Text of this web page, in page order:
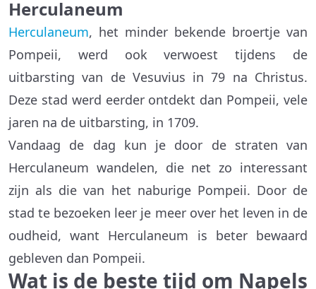
Herculaneum
Herculaneum, het minder bekende broertje van
Pompeii, werd ook verwoest tijdens de
uitbarsting van de Vesuvius in 79 na Christus.
Deze stad werd eerder ontdekt dan Pompeii, vele
jaren na de uitbarsting, in 1709.
Vandaag de dag kun je door de straten van
Herculaneum wandelen, die net zo interessant
zijn als die van het naburige Pompeii. Door de
stad te bezoeken leer je meer over het leven in de
oudheid, want Herculaneum is beter bewaard
gebleven dan Pompeii.
Wat is de beste tijd om Napels